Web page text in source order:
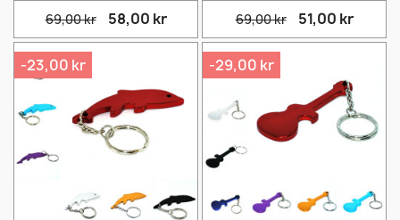
69,00 kr 58,00 kr 69,00 kr 51,00 kr
-23,00 kr -29,00 kr